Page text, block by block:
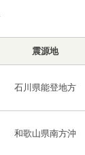
震源地
石川県能登地方
和歌山県南方沖